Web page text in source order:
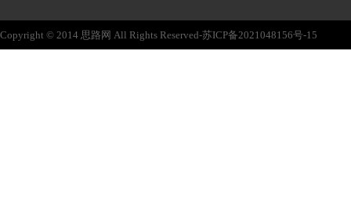
Copyright © 2014 思路网 All Rights Reserved-苏ICP备2021048156号-15